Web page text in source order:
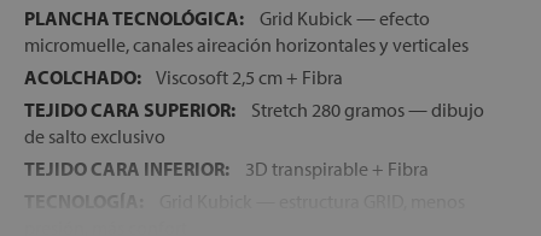
PLANCHA TECNOLÓGICA:
Grid Kubick — efecto
micromuelle, canales aireación horizontales y verticales
ACOLCHADO: Viscosoft 2,5 cm + Fibra
TEJIDO CARA SUPERIOR:
Stretch 280 gramos — dibujo
de salto exclusivo
TEJIDO CARA INFERIOR:
3D transpirable + Fibra
TECNOLOGÍA: